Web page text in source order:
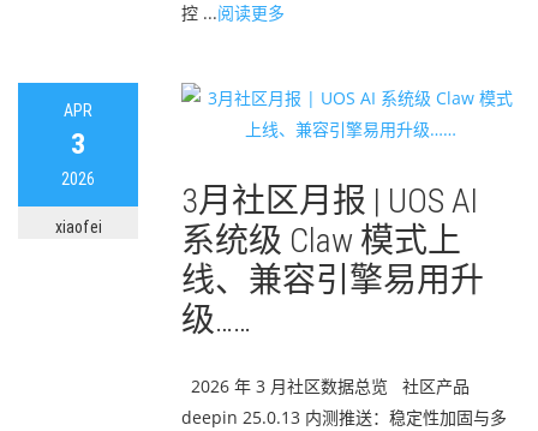
控 ...阅读更多
APR
3
2026
xiaofei
3月社区月报 | UOS AI
系统级 Claw 模式上
线、兼容引擎易用升
级……
2026 年 3 月社区数据总览 社区产品
deepin 25.0.13 内测推送：稳定性加固与多